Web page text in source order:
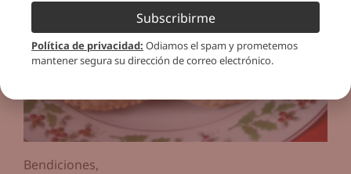
Bendiciones,
Subscribirme
Política de privacidad: Odiamos el spam y prometemos
mantener segura su dirección de correo electrónico.